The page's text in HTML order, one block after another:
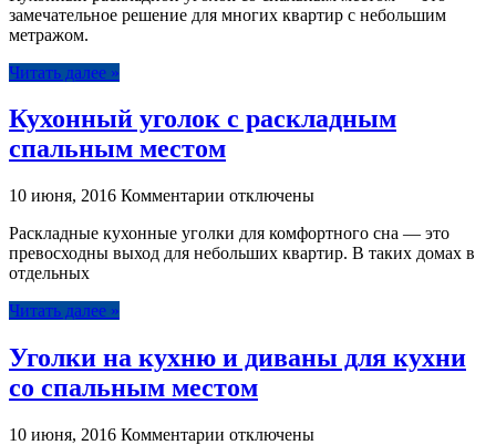
уголок
для
кухни
замечательное решение для многих квартир с небольшим
метражом.
Читать далее »
Кухонный уголок с раскладным
спальным местом
10 июня, 2016 Комментарии к
Кухонный
уголок
отключены
Раскладные кухонные уголки для комфортного сна — это
превосходны выход для небольших квартир. В таких домах в
отдельных
Читать далее »
Уголки на кухню и диваны для кухни
со спальным местом
10 июня, 2016 Комментарии котключены